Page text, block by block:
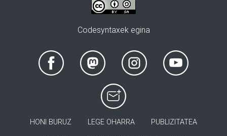
Codesyntaxek egina
HONI BURUZ LEGE OHARRA PUBLIZITATEA